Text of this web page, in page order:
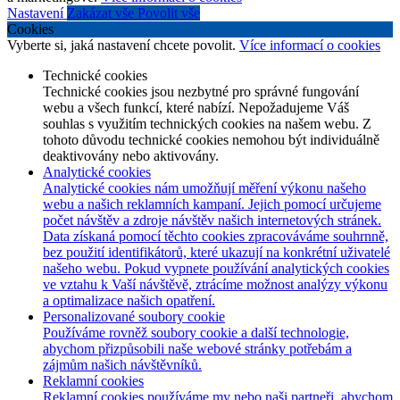
Nastavení Zakázat vše Povolit vše
Cookies
Vyberte si, jaká nastavení chcete povolit. Více informací o cookies
Technické cookies
Technické cookies jsou nezbytné pro správné fungování
webu a všech funkcí, které nabízí. Nepožadujeme Váš
souhlas s využitím technických cookies na našem webu. Z
tohoto důvodu technické cookies nemohou být individuálně
deaktivovány nebo aktivovány.
Analytické cookies
Analytické cookies nám umožňují měření výkonu našeho
webu a našich reklamních kampaní. Jejich pomocí určujeme
počet návštěv a zdroje návštěv našich internetových stránek.
Data získaná pomocí těchto cookies zpracováváme souhrnně,
bez použití identifikátorů, které ukazují na konkrétní uživatelé
našeho webu. Pokud vypnete používání analytických cookies
ve vztahu k Vaší návštěvě, ztrácíme možnost analýzy výkonu
a optimalizace našich opatření.
Personalizované soubory cookie
Používáme rovněž soubory cookie a další technologie,
abychom přizpůsobili naše webové stránky potřebám a
zájmům našich návštěvníků.
Reklamní cookies
Reklamní cookies používáme my nebo naši partneři, abychom